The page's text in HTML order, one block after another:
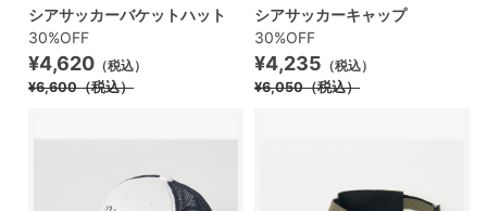
シアサッカーバケットハット
30%OFF
¥4,620 （税込）
¥6,600（税込）
シアサッカーキャップ
30%OFF
¥4,235 （税込）
¥6,050（税込）